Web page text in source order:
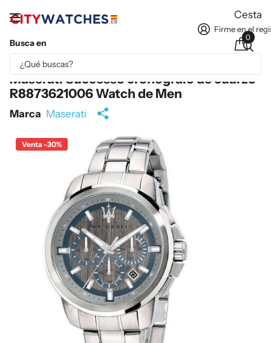
Busca en
Firme en el
Cesta
0
Parte del contenido se ha traducido automáticamente.
Maserati Successo cronógrafo de cuarzo
R8873621006 Watch de Men
Marca Maserati
Venta -30%